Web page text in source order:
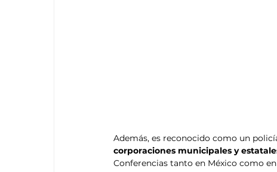
Además, es reconocido como un
corporaciones municipales y
Conferencias tanto en México como